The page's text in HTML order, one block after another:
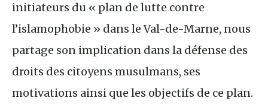
initiateurs du « plan de lutte contre
l’islamophobie » dans le Val-de-Marne, nous
partage son implication dans la défense des
droits des citoyens musulmans, ses
motivations ainsi que les objectifs de ce plan.